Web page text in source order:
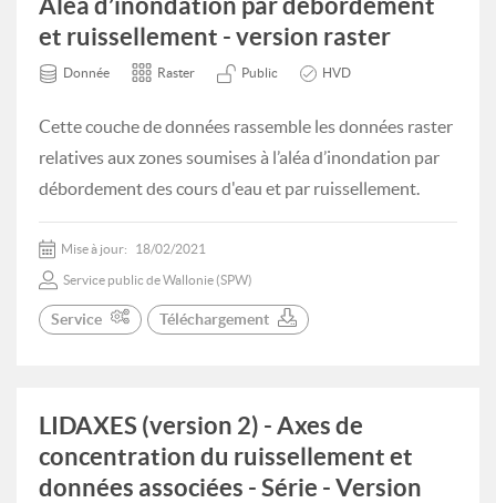
et ruissellement - version raster
Donnée Raster Public HVD
Cette couche de données rassemble les données raster
relatives aux zones soumises à l’aléa d’inondation par
débordement des cours d'eau et par ruissellement.
Mise à jour: 18/02/2021
Service public de Wallonie (SPW)
Service Téléchargement
LIDAXES (version 2) - Axes de
concentration du ruissellement et
données associées - Série - Version